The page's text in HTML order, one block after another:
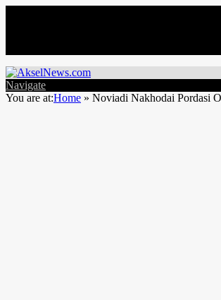
Navigate
You are at:Home » Noviadi Nakhodai Pordasi